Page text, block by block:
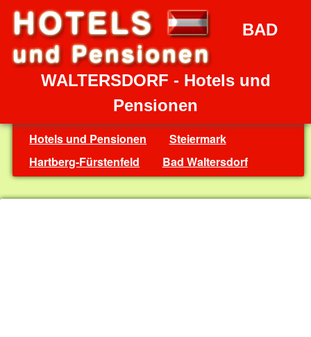
BAD
WALTERSDORF - Hotels und
Pensionen
Hotels und Pensionen
Steiermark
Hartberg-Fürstenfeld
Bad Waltersdorf